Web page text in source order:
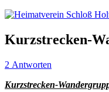
Kurzstrecken-
2 Antworten
Kurzstrecken-